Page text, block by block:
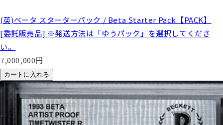
(英)ベータ スターターパック / Beta Starter Pack【PACK】
[委託販売品] ※発送方法は「ゆうパック」を選択してくださ
い。
7,000,000円
カートに入れる